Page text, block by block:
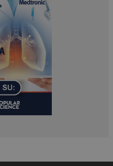
PHP.net
www.dailyhealthindustry.it